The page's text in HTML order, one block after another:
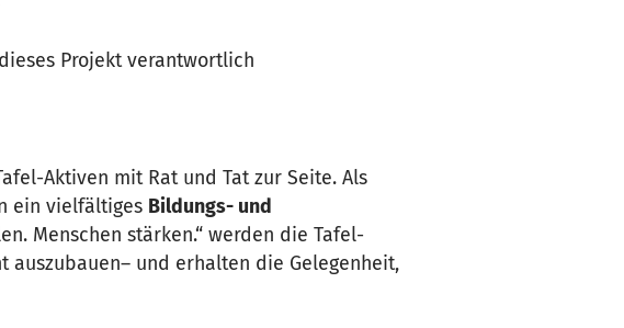
Projekt verantwortlich
Aktiven mit Rat und Tat zur Seite. Als
ein vielfältiges Bildungs- und
Menschen stärken.“ werden die Tafel-
und erhalten die Gelegenheit,